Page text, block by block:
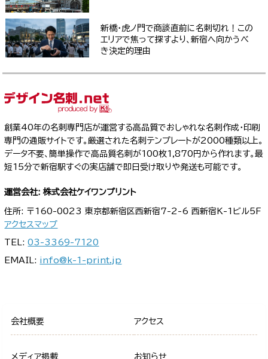
新橋・虎ノ門で商談直前に名刺切れ！この
エリアで焦って探すより、新宿へ向かうべ
き決定的理由
創業40年の名刺専門店が運営する高品質でおしゃれな名刺作成・印刷
専門の通販サイトです。厳選された名刺テンプレートが2000種類以上。
データ不要、簡単操作で高品質名刺が100枚1,870円から作れます。最
短15分で新宿駅すぐの実店舗で即日受け取りや発送も可能です。
運営会社: 株式会社ケイワンプリント
住所: 〒160-0023 東京都新宿区西新宿7-2-6 西新宿K-1ビル5F
アクセスマップ
TEL:03-3369-7120
EMAIL: info@k-1-print.jp
会社概要 アクセス
メディア掲載 お知らせ